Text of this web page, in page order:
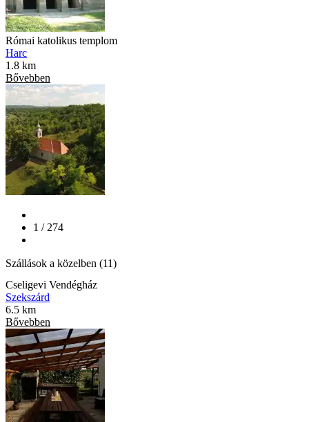
Római katolikus templom
Harc
1.8 km
Bővebben
1 / 274
Szállások a közelben (11)
Cseligevi Vendégház
Szekszárd
6.5 km
Bővebben